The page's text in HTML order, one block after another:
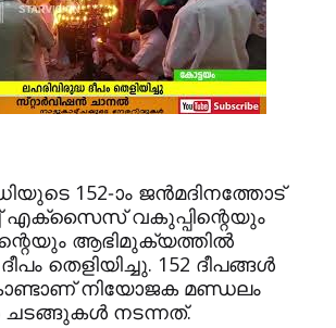
152-ാം ജന്‍മദിനത്തോട്
എക്‌സൈസ് വകുപ്പിന്റെയും
ആഭിമുക്യത്തില്‍
തെളിയിച്ചു. 152 ദീപങ്ങള്‍
നിയോജക മണ്ഡലം
ചടങ്ങുകള്‍ നടന്നത്.